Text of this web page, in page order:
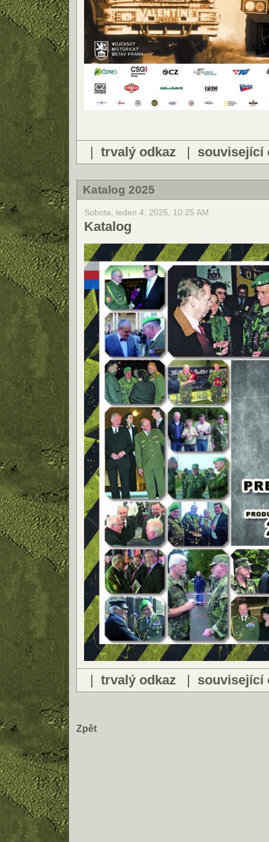
| trvalý odkaz | související
Katalog 2025
Sobota, leden 4, 2025, 10:25 AM
Katalog
| trvalý odkaz | související
Zpět